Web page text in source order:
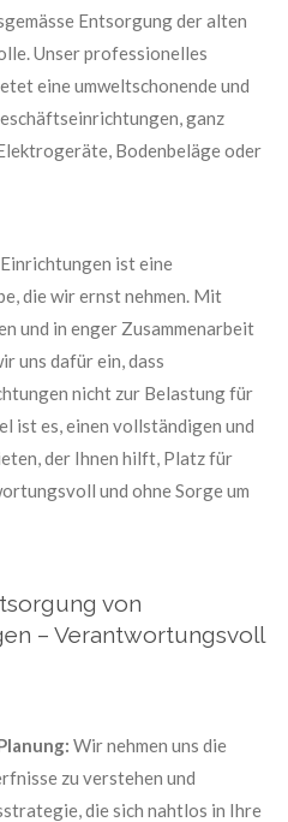
Entsorgung der alten
Unser professionelles
eine umweltschonende und
ganz
Bodenbeläge oder
ist eine
die wir ernst nehmen. Mit
und in enger Zusammenarbeit
uns dafür ein, dass
nicht zur Belastung für
ist es, einen vollständigen und
der Ihnen hilft, Platz für
und ohne Sorge um
von
– Verantwortungsvoll
Wir nehmen uns die
zu verstehen und
die sich nahtlos in Ihre